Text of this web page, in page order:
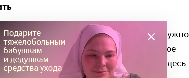
очень большие очереди — нужно
компенсацию, единовременное
во время ЧС. И мы подумали, что здесь